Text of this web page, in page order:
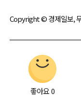
Copyright © 경제일보,
좋아요0